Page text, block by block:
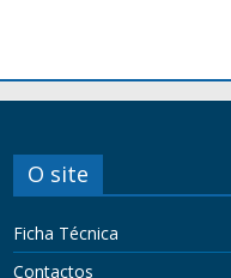
O site
Ficha Técnica
Contactos